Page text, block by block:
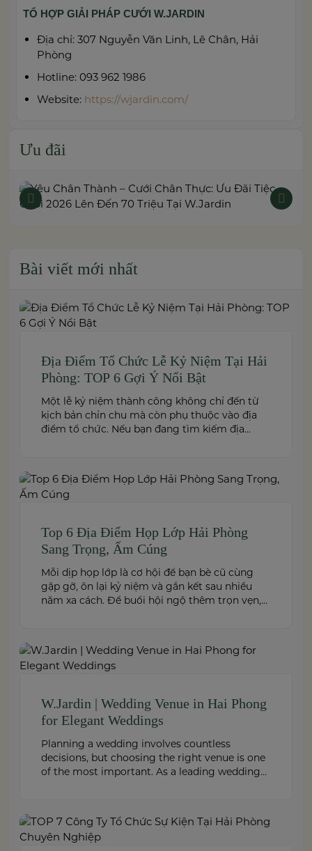
TỔ HỢP GIẢI PHÁP CƯỚI W.JARDIN
Địa chỉ: 307 Nguyễn Văn Linh, Lê Chân, Hải
Phòng
Hotline: 093 962 1986
Website: https://wjardin.com/
Ưu đãi
Bài viết mới nhất
Địa Điểm Tổ Chức Lễ Kỷ Niệm Tại Hải
Phòng: TOP 6 Gợi Ý Nổi Bật
Một lễ kỷ niệm thành công không chỉ đến từ
kịch bản chỉn chu mà còn phụ thuộc vào địa
điểm tổ chức. Nếu bạn đang tìm kiếm địa
ứng nhiều quy mô sự kiện, đừng […]
Top 6 Địa Điểm Họp Lớp Hải Phòng
Sang Trọng, Ấm Cúng
Mỗi dịp họp lớp là cơ hội để bạn bè cũ cùng
gặp gỡ, ôn lại kỷ niệm và gắn kết sau nhiều
năm xa cách. Để buổi hội ngộ thêm trọn vẹn,
W.Jardin | Wedding Venue in Hai Phong
for Elegant Weddings
Planning a wedding involves countless
decisions, but choosing the right venue is one
of the most important. As a leading wedding
premium cuisine prepared under the ISO
22000:2018 food safety management system,
and dedicated event support to help couples